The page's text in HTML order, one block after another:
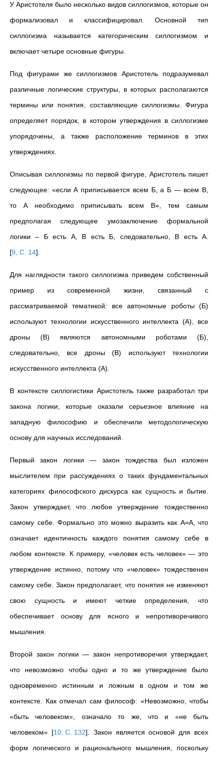
У Аристотеля было несколько видов силлогизмов, которые он
формализовал и классифицировал. Основной тип
силлогизма называется категорическим силлогизмом и
включает четыре основные фигуры.
Под фигурами же силлогизмов Аристотель подразумевал
различные логические структуры, в которых располагаются
термины или понятия, составляющие силлогизмы. Фигура
определяет порядок, в котором утверждения в силлогизме
упорядочены, а также расположение терминов в этих
утверждениях.
Описывая силлогизмы по первой фигуре, Аристотель пишет
следующее: «если А приписывается всем Б, а Б — всем В,
то А необходимо приписывать всем В», тем самым
предполагая следующее умозаключение формальной
логики – Б есть А, В есть Б, следовательно, В есть А.
[9, С. 14]
Для наглядности такого силлогизма приведем собственный
пример из современной жизни, связанный с
рассматриваемой тематикой: все автономные роботы (Б)
используют технологии искусственного интеллекта (А), все
дроны (В) являются автономными роботами (Б),
следовательно, все дроны (В) используют технологии
искусственного интеллекта (А).
В контексте силлогистики Аристотель также разработал три
закона логики, которые оказали серьезное влияние на
западную философию и обеспечили методологическую
основу для научных исследований.
Первый закон логики — закон тождества был изложен
мыслителем при рассуждениях о таких фундаментальных
категориях философского дискурса как сущность и бытие.
Закон утверждает, что любое утверждение тождественно
самому себе. Формально это можно выразить как A=A, что
означает идентичность каждого понятия самому себе в
любом контексте. К примеру, «человек есть человек» — это
утверждение истинно, потому что «человек» тождественен
самому себе. Закон предполагает, что понятия не изменяют
свою сущность и имеют четкие определения, что
обеспечивает основу для ясного и непротиворечивого
мышления.
Второй закон логики — закон непротиворечия утверждает,
что невозможно чтобы одно и то же утверждение было
одновременно истинным и ложным в одном и том же
контексте. Как отмечал сам философ: «Невозможно, чтобы
«быть человеком», означало то же, что и «не быть
человеком» [10, С. 132] . Закон является основой для всех
форм логического и рационального мышления, поскольку